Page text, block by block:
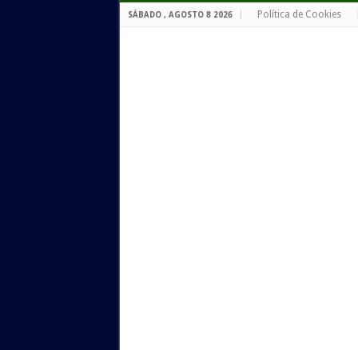
SÁBADO , AGOSTO 8 2026 Política de Cookies